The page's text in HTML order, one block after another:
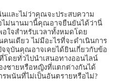
และไม่ว่าคุณจะประสบความ
ไม่นานมานี้คุณอาจยืนยันได้ว่านี่
ใจสำหรับเวลาทั้งหมดโดย
คนเดียว ไม่มีอะไรที่จะดำเนินการ
จจุบันคุณอาจเคยได้ยินเกี่ยวกับข้อ
โดยทั่วไปนำเสนอทางออนไลน์
งชายหรือหญิงที่แตกต่างกันได้
รพนันที่ไม่เป็นอันตรายหรือไม่?